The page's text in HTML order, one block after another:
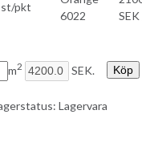
st/pkt
6022
m2 SEK.
Lagervara